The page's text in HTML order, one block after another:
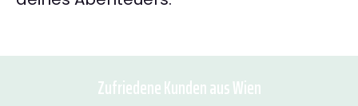
Zufriedene Kunden aus Wien